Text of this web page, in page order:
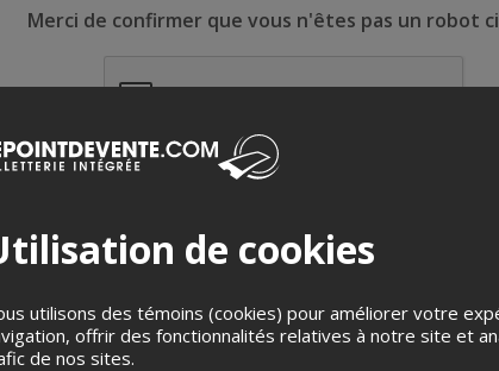
Merci de confirmer que vous n'êtes pas un robot
du trésor du dernier intendant de la Nouvelle-France
de la Nouvelle-France. Équipés du sac à dos d'une
de cookies
utilisons des témoins (cookies) pour améliorer votre
offrir des fonctionnalités relatives à notre site et
de nos sites.